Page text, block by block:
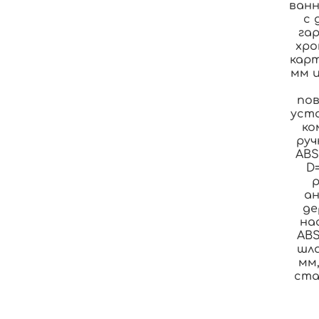
с
мм